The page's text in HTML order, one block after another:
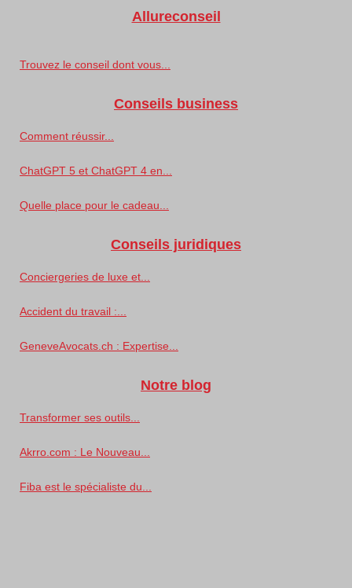
Allureconseil
Trouvez le conseil dont vous...
Conseils business
Comment réussir...
ChatGPT 5 et ChatGPT 4 en...
Quelle place pour le cadeau...
Conseils juridiques
Conciergeries de luxe et...
Accident du travail :...
GeneveAvocats.ch : Expertise...
Notre blog
Transformer ses outils...
Akrro.com : Le Nouveau...
Fiba est le spécialiste du...